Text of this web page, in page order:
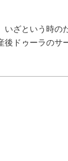
いざという時の
ドゥーラのサ